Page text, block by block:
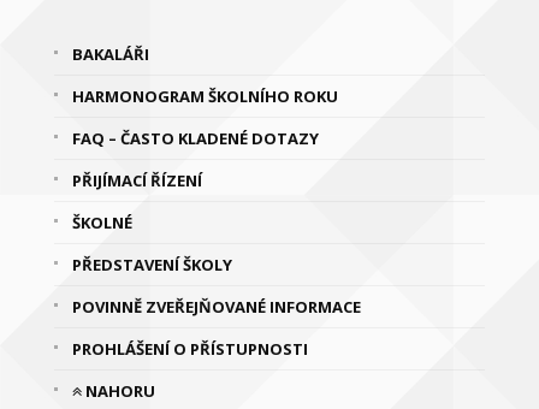
BAKALÁŘI
HARMONOGRAM ŠKOLNÍHO ROKU
FAQ – ČASTO KLADENÉ DOTAZY
PŘIJÍMACÍ ŘÍZENÍ
ŠKOLNÉ
PŘEDSTAVENÍ ŠKOLY
POVINNĚ ZVEŘEJŇOVANÉ INFORMACE
PROHLÁŠENÍ O PŘÍSTUPNOSTI
NAHORU